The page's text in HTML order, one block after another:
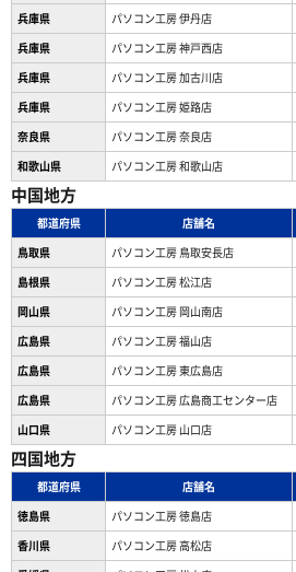
兵庫県
パソコン工房 伊丹店
兵庫県
パソコン工房 神戸西店
兵庫県
パソコン工房 加古川店
兵庫県
パソコン工房 姫路店
奈良県
パソコン工房 奈良店
和歌山県
パソコン工房 和歌山店
中国地方
都道府県 店舗名
鳥取県
パソコン工房 鳥取安長店
島根県
パソコン工房 松江店
岡山県
パソコン工房 岡山南店
広島県
パソコン工房 福山店
広島県
パソコン工房 東広島店
広島県
パソコン工房 広島商工センター店
山口県
パソコン工房 山口店
四国地方
都道府県 店舗名
徳島県
パソコン工房 徳島店
香川県
パソコン工房 高松店